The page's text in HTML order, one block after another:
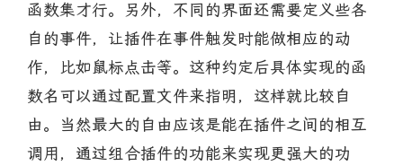
函数集才行。另外，不同的界面还需要定义些各
自的事件，让插件在事件触发时能做相应的动
作，比如鼠标点击等。这种约定后具体实现的函
数名可以通过配置文件来指明，这样就比较自
由。当然最大的自由应该是能在插件之间的相互
调用，通过组合插件的功能来实现更强大的功